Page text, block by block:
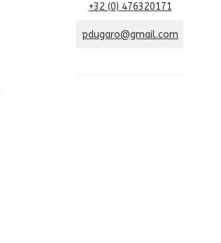
+32 (0) 476320171
pdugaro@gmail.com